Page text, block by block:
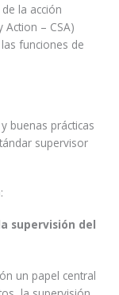
la acción
– CSA)
funciones de
buenas prácticas
supervisor
supervisión del
un papel central